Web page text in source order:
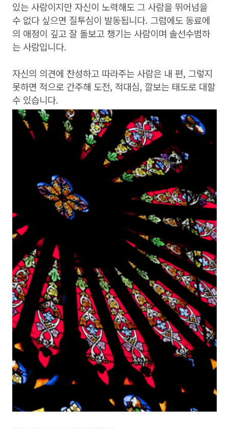
있는 사람이지만 자신이 노력해도 그 사람을 뛰어넘을
수 없다 싶으면 질투심이 발동됩니다. 그럼에도 동료에
의 애정이 깊고 잘 돌보고 챙기는 사람이며 솔선수범하
는 사람입니다.
자신의 의견에 찬성하고 따라주는 사람은 내 편, 그렇지
못하면 적으로 간주해 도전, 적대심, 깔보는 태도로 대할
수 있습니다.